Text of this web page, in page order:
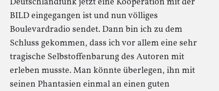
BILD eingegangen ist und nun völliges
Boulevardradio sendet. Dann bin ich zu dem
Schluss gekommen, dass ich vor allem eine sehr
tragische Selbstoffenbarung des Autoren mit
erleben musste. Man könnte überlegen, ihn mit
seinen Phantasien einmal an einen guten